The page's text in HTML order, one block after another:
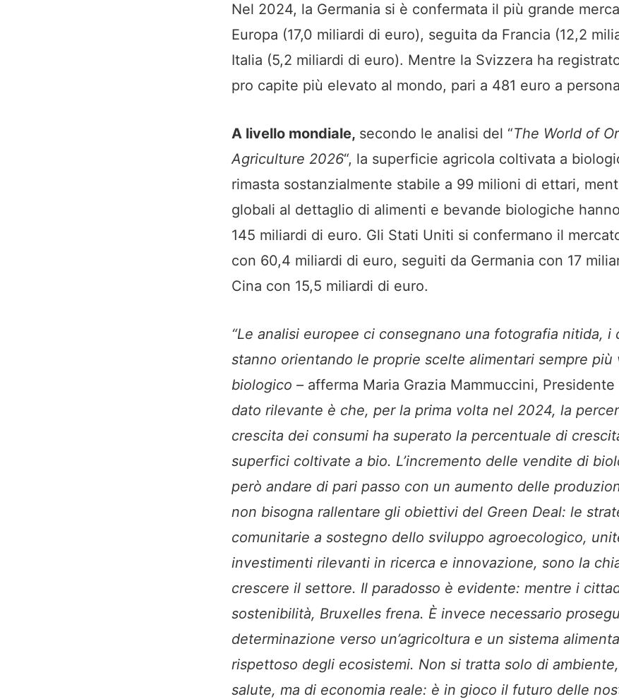
Nel 2024, la Germania si è confermata il più grande
Europa (17,0 miliardi di euro), seguita da Francia (12,2
Italia (5,2 miliardi di euro). Mentre la Svizzera ha
pro capite più elevato al mondo, pari a 481 euro a
A livello mondiale, secondo le analisi del “The World of
Agriculture 2026“, la superficie agricola coltivata a
rimasta sostanzialmente stabile a 99 milioni di ettari,
globali al dettaglio di alimenti e bevande biologiche
145 miliardi di euro. Gli Stati Uniti si confermano il
con 60,4 miliardi di euro, seguiti da Germania con 17
Cina con 15,5 miliardi di euro.
“Le analisi europee ci consegnano una fotografia nitida, i
stanno orientando le proprie scelte alimentari sempre più
biologico – afferma Maria Grazia Mammuccini, Presidente
dato rilevante è che, per la prima volta nel 2024, la
crescita dei consumi ha superato la percentuale di
superfici coltivate a bio. L’incremento delle vendite di
però andare di pari passo con un aumento delle
non bisogna rallentare gli obiettivi del Green Deal: le
comunitarie a sostegno dello sviluppo agroecologico,
investimenti rilevanti in ricerca e innovazione, sono la
crescere il settore. Il paradosso è evidente: mentre i
sostenibilità, Bruxelles frena. È invece necessario
determinazione verso un’agricoltura e un sistema
rispettoso degli ecosistemi. Non si tratta solo di
salute, ma di economia reale: è in gioco il futuro delle